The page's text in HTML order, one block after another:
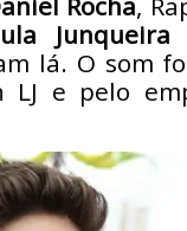
Junqueira
lá. O som
LJ e pelo